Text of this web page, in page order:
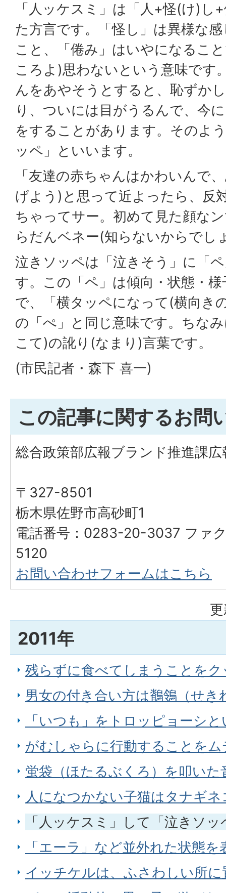
「人ッケスミ」は「人+怪(け)し
た方言です。「怪し」は異様な
こと、「倦み」はいやになるこ
ころよ)思わないという意味です
んをあやそうとすると、恥ずか
り、ついには目がうるんで、今
をすることがあります。そのよ
ッペ」といいます。
「友達の赤ちゃんはかわいんで
げよう)と思って近よったら、反
ちゃってサー。初めて見た顔な
らだんベネー(知らないからでし
泣きソッペは「泣きそう」に「
す。この「ペ」は傾向・状態・
で、「横タッペになって(横向き
の「ぺ」と同じ意味です。ちな
こて)の訛り(なまり)言葉です。
(市民記者・森下 喜一)
この記事に関するお問
総合政策部広報ブランド推進課
〒327-8501
栃木県佐野市高砂町1
電話番号：0283-20-3037 ファ
5120
お問い合わせフォームはこちら
2011年
残らずに食べてしまうことを
男女の付き合い方は鶺鴒（せき
「いつも」をトロッピョーシ
がむしゃらに行動することを
蛍袋（ほたるぶくろ）を叩い
人になつかない子猫はタナギネ
「人ッケスミ」して「泣きソ
「エーラ」など並外れた状態
イッチケルは、ふさわしい所